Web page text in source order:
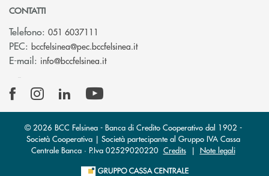
CONTATTI
Telefono: 051 6037111
PEC: bccfelsinea@pec.bccfelsinea.it(si apre l’app di posta
E-mail: info@bccfelsinea.it(si apre l’app di posta elettronica)
© 2026 BCC Felsinea - Banca di Credito Cooperativo dal 1902 -
Società Cooperativa | Società partecipante al Gruppo IVA Cassa
Centrale Banca · P.Iva 02529020220 Credits| Note legali